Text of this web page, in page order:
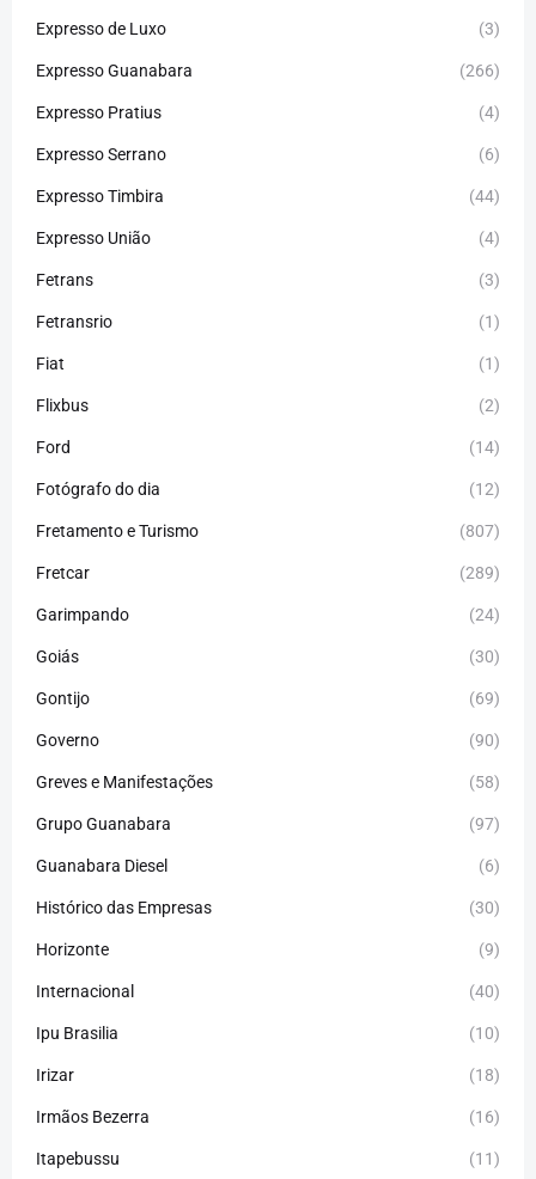
Expresso de Luxo (3)
Expresso Guanabara (266)
Expresso Pratius (4)
Expresso Serrano (6)
Expresso Timbira (44)
Expresso União (4)
Fetrans (3)
Fetransrio (1)
Fiat (1)
Flixbus (2)
Ford (14)
Fotógrafo do dia (12)
Fretamento e Turismo (807)
Fretcar (289)
Garimpando (24)
Goiás (30)
Gontijo (69)
Governo (90)
Greves e Manifestações (58)
Grupo Guanabara (97)
Guanabara Diesel (6)
Histórico das Empresas (30)
Horizonte (9)
Internacional (40)
Ipu Brasilia (10)
Irizar (18)
Irmãos Bezerra (16)
Itapebussu (11)